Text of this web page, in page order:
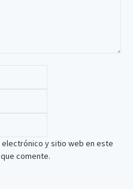
y sitio web en este
comente.